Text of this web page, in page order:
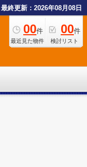
最終更新：2026年08月08日
00件
最近見た物件
00件
検討リスト